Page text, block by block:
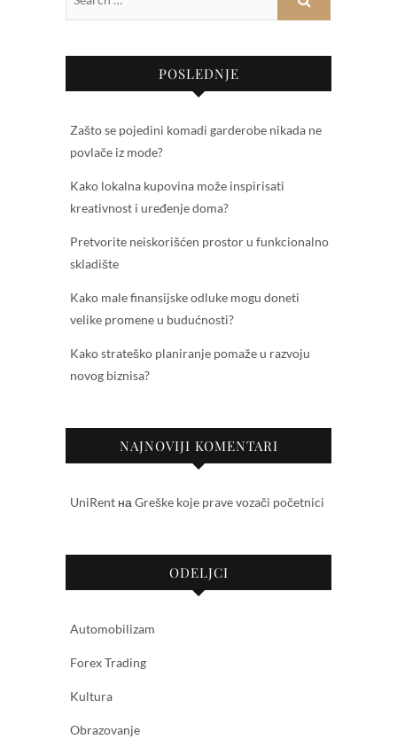
POSLEDNJE
Zašto se pojedini komadi garderobe nikada ne
povlače iz mode?
Kako lokalna kupovina može inspirisati
kreativnost i uređenje doma?
Pretvorite neiskorišćen prostor u funkcionalno
skladište
Kako male finansijske odluke mogu doneti
velike promene u budućnosti?
Kako strateško planiranje pomaže u razvoju
novog biznisa?
NAJNOVIJI KOMENTARI
UniRent на Greške koje prave vozači početnici
ODELJCI
Automobilizam
Forex Trading
Kultura
Obrazovanje